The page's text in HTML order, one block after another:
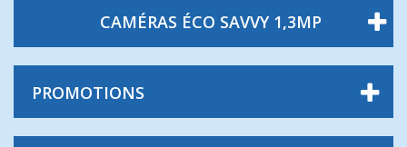
CAMÉRAS ÉCO SAVVY 1,3MP
PROMOTIONS